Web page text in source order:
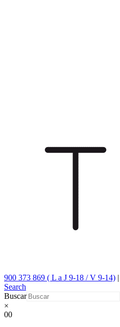
900 373 869 ( L a J 9-18 / V 9-14) |
Search
Buscar
×
00